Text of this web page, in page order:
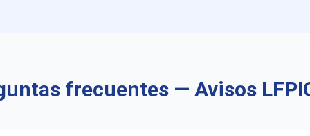
frecuentes — Avisos